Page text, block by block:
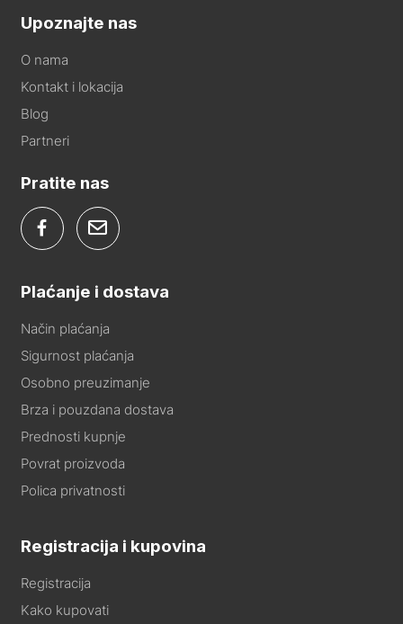
Upoznajte nas
O nama
Kontakt i lokacija
Blog
Partneri
Pratite nas
Plaćanje i dostava
Način plaćanja
Sigurnost plaćanja
Osobno preuzimanje
Brza i pouzdana dostava
Prednosti kupnje
Povrat proizvoda
Polica privatnosti
Registracija i kupovina
Registracija
Kako kupovati